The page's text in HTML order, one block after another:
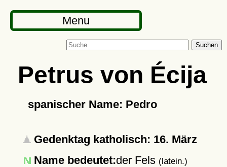
Menu
Suchen
Petrus von Écija
spanischer Name: Pedro
Gedenktag katholisch: 16. März
Name bedeutet:der Fels (latein.)